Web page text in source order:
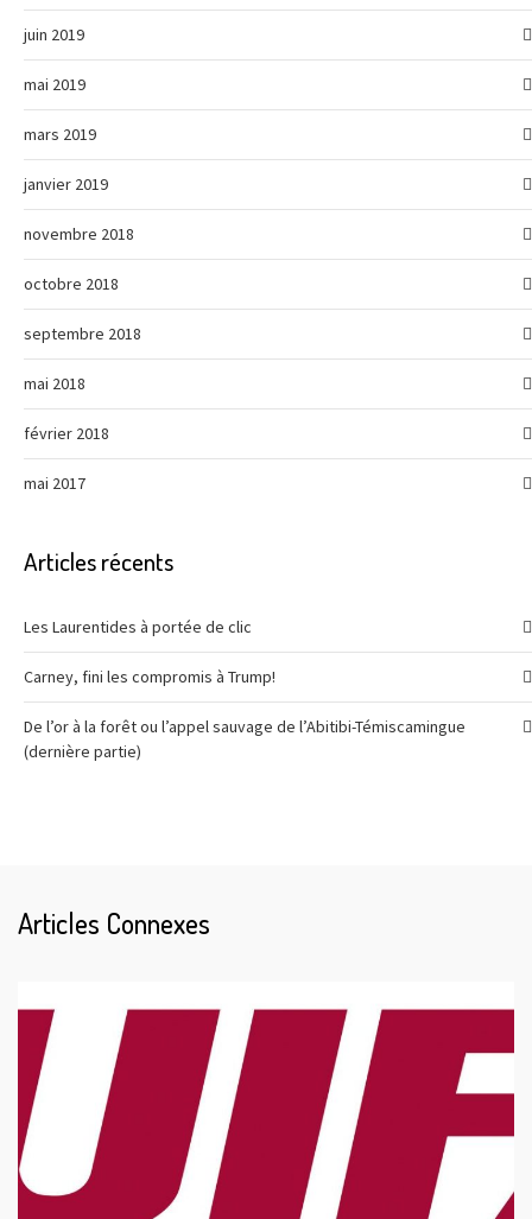
juin 2019
mai 2019
mars 2019
janvier 2019
novembre 2018
octobre 2018
septembre 2018
mai 2018
février 2018
mai 2017
Articles récents
Les Laurentides à portée de clic
Carney, fini les compromis à Trump!
De l’or à la forêt ou l’appel sauvage de l’Abitibi-Témiscamingue
(dernière partie)
Articles Connexes